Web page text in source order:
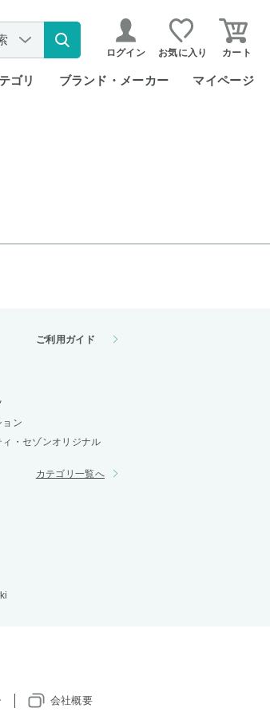
ログイン お気に入り カート
ゴリ ブランド・メーカー マイページ
ご利用ガイド
ョン
ィ・セゾンオリジナル
カテゴリ一覧へ
会社概要